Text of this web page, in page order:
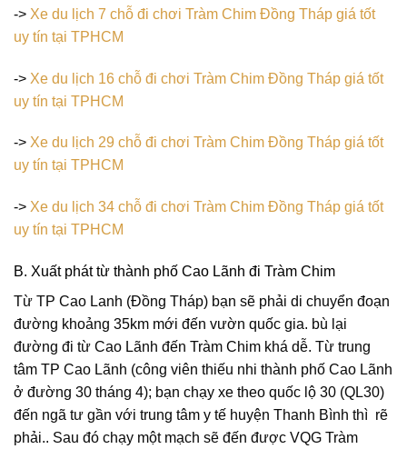
-> Xe du lịch 7 chỗ đi chơi Tràm Chim Đồng Tháp giá tốt
uy tín tại TPHCM
-> Xe du lịch 16 chỗ đi chơi Tràm Chim Đồng Tháp giá tốt
uy tín tại TPHCM
-> Xe du lịch 29 chỗ đi chơi Tràm Chim Đồng Tháp giá tốt
uy tín tại TPHCM
-> Xe du lịch 34 chỗ đi chơi Tràm Chim Đồng Tháp giá tốt
uy tín tại TPHCM
B. Xuất phát từ thành phố Cao Lãnh đi Tràm Chim
Từ TP Cao Lanh (Đồng Tháp) bạn sẽ phải di chuyển đoạn
đường khoảng 35km mới đến vườn quốc gia. bù lại
đường đi từ Cao Lãnh đến Tràm Chim khá dễ. Từ trung
tâm TP Cao Lãnh (công viên thiếu nhi thành phố Cao Lãnh
ở đường 30 tháng 4); bạn chạy xe theo quốc lộ 30 (QL30)
đến ngã tư gần với trung tâm y tế huyện Thanh Bình thì rẽ
phải.. Sau đó chạy một mạch sẽ đến được VQG Tràm